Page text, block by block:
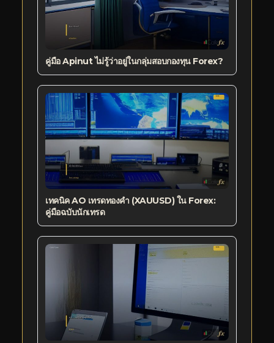
คู่มือ Apinut ไม่รู้ว่าอยู่ในกลุ่มสอบกองทุน Forex?
เทคนิค AO เทรดทองคำ (XAUUSD) ใน Forex:
คู่มือฉบับนักเทรด